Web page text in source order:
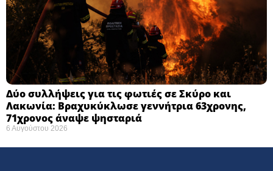
Δύο συλλήψεις για τις φωτιές σε Σκύρο και
Λακωνία: Βραχυκύκλωσε γεννήτρια 63χρονης,
71χρονος άναψε ψησταριά
6 Αυγούστου 2026